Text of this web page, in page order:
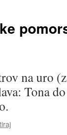
na uro
Tona